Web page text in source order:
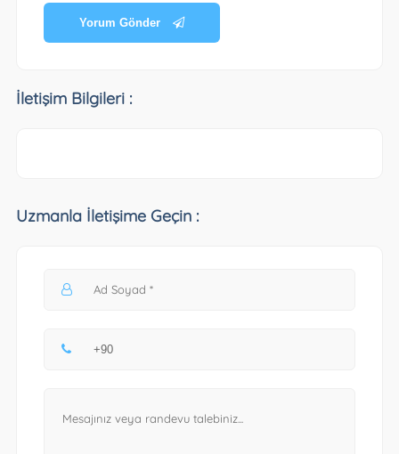
Yorum Gönder
İletişim Bilgileri :
Uzmanla İletişime Geçin :